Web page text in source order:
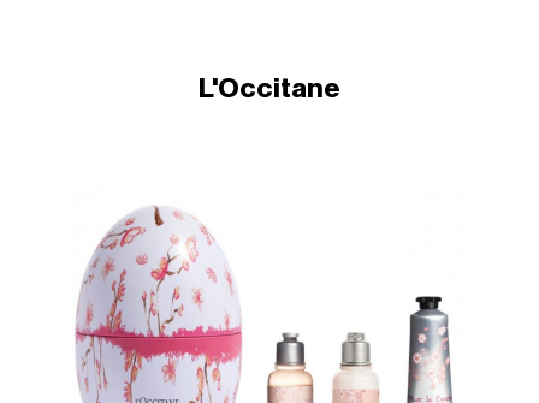
L'Occitane